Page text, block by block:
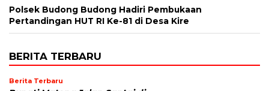
Polsek Budong Budong Hadiri Pembukaan
Pertandingan HUT RI Ke-81 di Desa Kire
BERITA TERBARU
Berita Terbaru